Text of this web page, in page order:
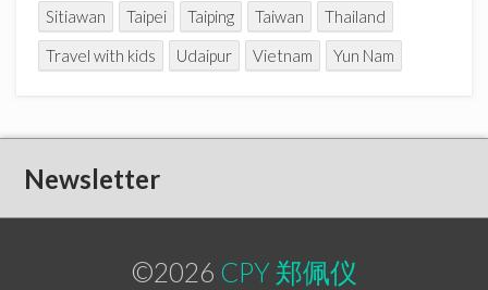
Sitiawan
Taipei Taiping Taiwan
Thailand
Travel with kids
Udaipur Vietnam Yun Nam
Newsletter
©2026 CPY 郑佩仪